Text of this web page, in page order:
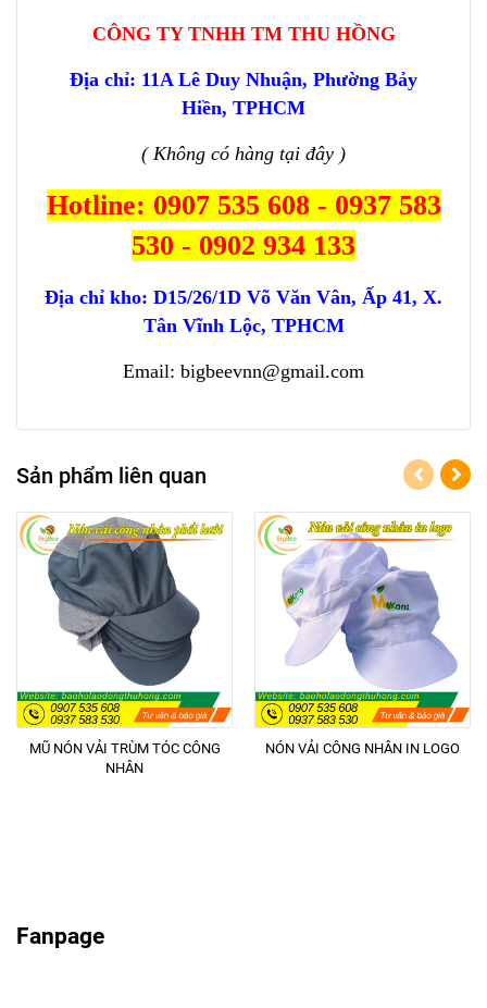
CÔNG TY TNHH TM THU HỒNG
Địa chỉ: 11A Lê Duy Nhuận, Phường Bảy
Hiền, TPHCM
( Không có hàng tại đây )
Hotline: 0907 535 608 - 0937 583
530 - 0902 934 133
Địa chỉ kho: D15/26/1D Võ Văn Vân, Ấp 41, X.
Tân Vĩnh Lộc, TPHCM
Email: bigbeevnn@gmail.com
Sản phẩm liên quan
MŨ NÓN VẢI TRÙM TÓC CÔNG
NHÂN
NÓN VẢI CÔNG NHÂN IN LOGO
Fanpage